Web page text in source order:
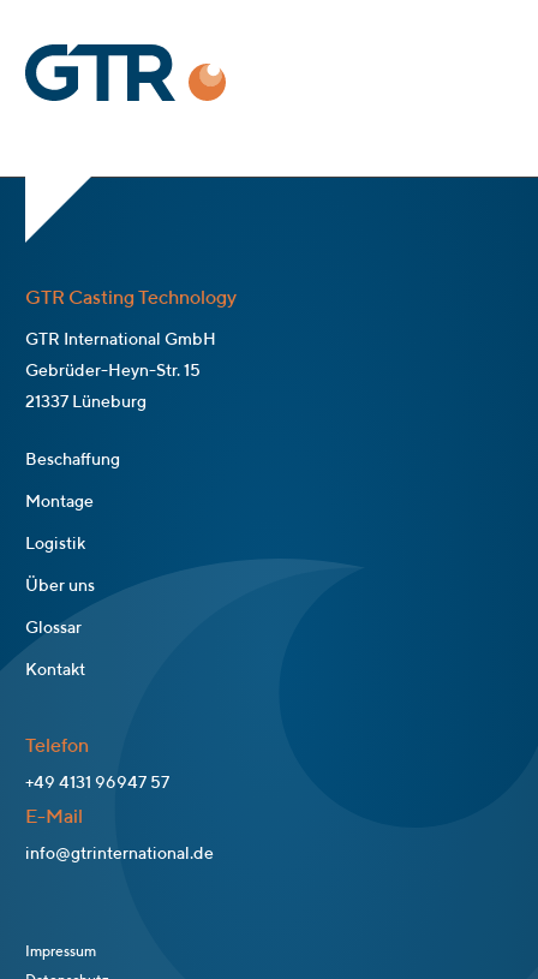
GTR Casting Technology
GTR International GmbH
Gebrüder-Heyn-Str. 15
21337 Lüneburg
Beschaffung
Montage
Logistik
Über uns
Glossar
Kontakt
Telefon
+49 4131 96947 57
E-Mail
info@gtrinternational.de
Impressum